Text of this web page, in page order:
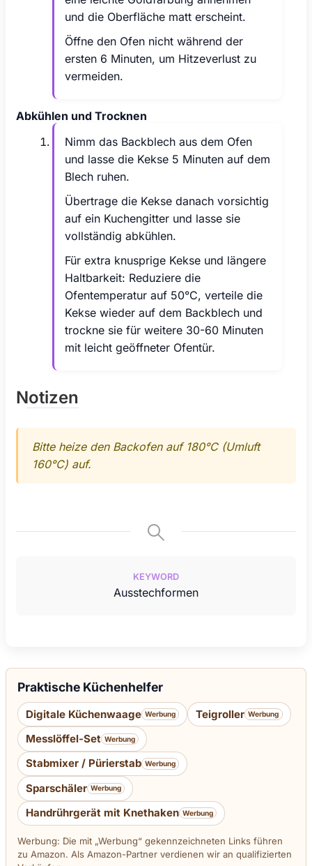
und die Oberfläche matt erscheint.
Öffne den Ofen nicht während der
ersten 6 Minuten, um Hitzeverlust zu
vermeiden.
Abkühlen und Trocknen
Nimm das Backblech aus dem Ofen
und lasse die Kekse 5 Minuten auf dem
Blech ruhen.
Übertrage die Kekse danach vorsichtig
auf ein Kuchengitter und lasse sie
vollständig abkühlen.
Für extra knusprige Kekse und längere
Haltbarkeit: Reduziere die
Ofentemperatur auf 50°C, verteile die
Kekse wieder auf dem Backblech und
trockne sie für weitere 30-60 Minuten
mit leicht geöffneter Ofentür.
Notizen
Bitte heize den Backofen auf 180°C (Umluft
160°C) auf.
KEYWORD
Ausstechformen
Praktische Küchenhelfer
Digitale Küchenwaage Werbung Teigroller Werbung
Messlöffel-Set Werbung
Stabmixer / Pürierstab Werbung
Sparschäler Werbung
Handrührgerät mit Knethaken Werbung
Werbung: Die mit „Werbung“ gekennzeichneten Links führen
zu Amazon. Als Amazon-Partner verdienen wir an qualifizierten